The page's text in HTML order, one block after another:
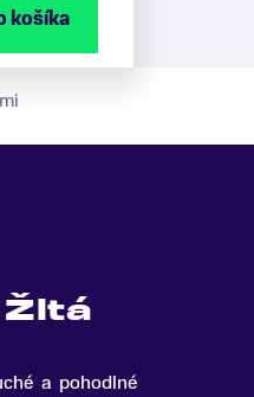
košíka
a pohodlné